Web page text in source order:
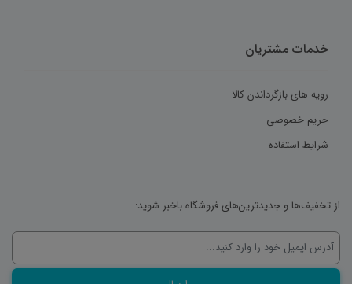
خدمات مشتریان
رویه های بازگرداندن کالا
حریم خصوصی
شرایط استفاده
از تخفیف‌ها و جدیدترین‌های فروشگاه باخبر شوید: